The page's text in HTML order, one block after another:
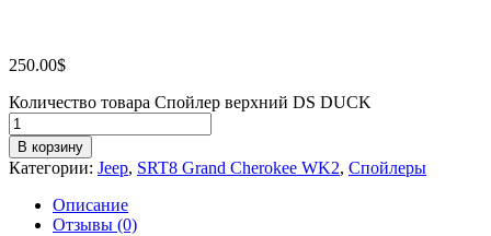
250.00$
Количество товара Спойлер верхний DS DUCK
В корзину
Категории: Jeep, SRT8 Grand Cherokee WK2, Спойлеры
Описание
Отзывы (0)